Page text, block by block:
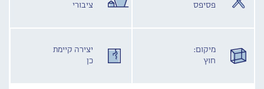
פסיפס
ציבורי
מיקום:
חוץ
יצירה קיימת
כן